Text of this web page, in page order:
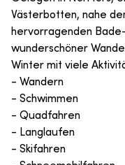
Västerbotten, nahe
hervorragenden
wunderschöner
Winter mit viele
- Wandern
- Schwimmen
- Quadfahren
- Langlaufen
- Skifahren